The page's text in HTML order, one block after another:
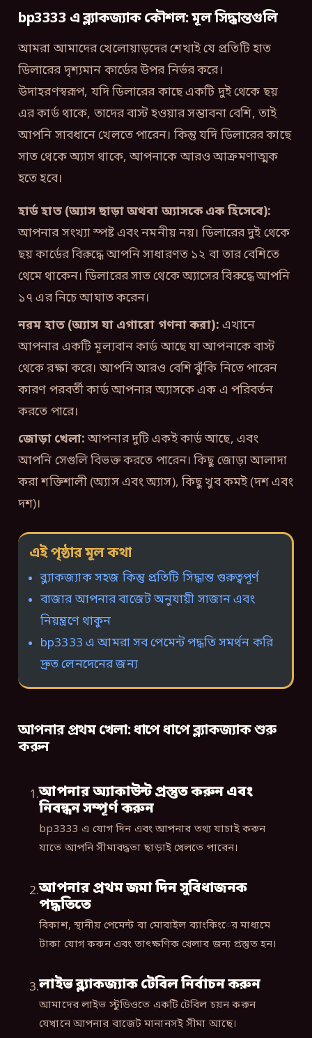
bp3333 এ ব্ল্যাকজ্যাক কৌশল: মূল সিদ্ধান্তগুলি
আমরা আমাদের খেলোয়াড়দের শেখাই যে প্রতিটি হাত
ডিলারের দৃশ্যমান কার্ডের উপর নির্ভর করে।
উদাহরণস্বরূপ, যদি ডিলারের কাছে একটি দুই থেকে ছয়
এর কার্ড থাকে, তাদের বাস্ট হওয়ার সম্ভাবনা বেশি, তাই
আপনি সাবধানে খেলতে পারেন। কিন্তু যদি ডিলারের কাছে
সাত থেকে অ্যাস থাকে, আপনাকে আরও আক্রমণাত্মক
হতে হবে।
হার্ড হাত (অ্যাস ছাড়া অথবা অ্যাসকে এক হিসেবে):
আপনার সংখ্যা স্পষ্ট এবং নমনীয় নয়। ডিলারের দুই থেকে
ছয় কার্ডের বিরুদ্ধে আপনি সাধারণত ১২ বা তার বেশিতে
থেমে থাকেন। ডিলারের সাত থেকে অ্যাসের বিরুদ্ধে আপনি
১৭ এর নিচে আঘাত করেন।
নরম হাত (অ্যাস যা এগারো গণনা করা): এখানে
আপনার একটি মূল্যবান কার্ড আছে যা আপনাকে বাস্ট
থেকে রক্ষা করে। আপনি আরও বেশি ঝুঁকি নিতে পারেন
কারণ পরবর্তী কার্ড আপনার অ্যাসকে এক এ পরিবর্তন
করতে পারে।
জোড়া খেলা:আপনার দুটি একই কার্ড আছে, এবং
আপনি সেগুলি বিভক্ত করতে পারেন। কিছু জোড়া আলাদা
করা শক্তিশালী (অ্যাস এবং অ্যাস), কিছু খুব কমই (দশ এবং
দশ)।
এই পৃষ্ঠার মূল কথা
ব্ল্যাকজ্যাক সহজ কিন্তু প্রতিটি সিদ্ধান্ত গুরুত্বপূর্ণ
বাজার আপনার বাজেট অনুযায়ী সাজান এবং
নিয়ন্ত্রণে থাকুন
bp3333 এ আমরা সব পেমেন্ট পদ্ধতি সমর্থন করি
দ্রুত লেনদেনের জন্য
আপনার প্রথম খেলা: ধাপে ধাপে ব্ল্যাকজ্যাক শুরু
করুন
আপনার অ্যাকাউন্ট প্রস্তুত করুন এবং
নিবন্ধন সম্পূর্ণ করুন
bp3333 এ যোগ দিন এবং আপনার তথ্য যাচাই করুন
যাতে আপনি সীমাবদ্ধতা ছাড়াই খেলতে পারেন।
আপনার প্রথম জমা দিন সুবিধাজনক
পদ্ধতিতে
বিকাশ, স্থানীয় পেমেন্ট বা মোবাইল ব্যাংকিংের মাধ্যমে
টাকা যোগ করুন এবং তাৎক্ষণিক খেলার জন্য প্রস্তুত হন।
লাইভ ব্ল্যাকজ্যাক টেবিল নির্বাচন করুন
আমাদের লাইভ স্টুডিওতে একটি টেবিল চয়ন করুন
যেখানে আপনার বাজেট মানানসই সীমা আছে।